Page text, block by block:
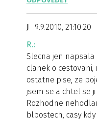
J
9.9.2010, 21:10:20
R.:
Slecna jen
clanek o
ostatne pise, ze
jsem se a chtel se
Rozhodne
blbostech, casy